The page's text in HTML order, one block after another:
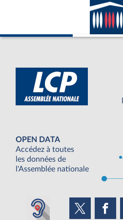
OPEN DATA
Accédez à toutes
les données de
l'Assemblée nationale